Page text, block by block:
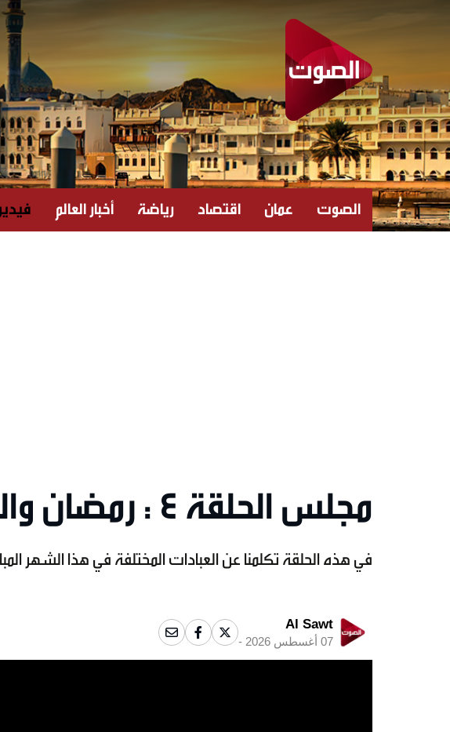
الصوت عمان اقتصاد رياضة أخبار العالم
مجلس الحلقة 4 : رمضان والعشر الأواخر
في هذه الحلقة تكلمنا عن العبادات المختلفة في هذا الشهر
Al Sawt
07 أغسطس 2026 -